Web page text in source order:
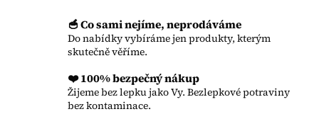
🥣 Co sami nejíme, neprodáváme
Do nabídky vybíráme jen produkty, kterým
skutečně věříme.
❤️ 100% bezpečný nákup
Žijeme bez lepku jako Vy. Bezlepkové potraviny
bez kontaminace.